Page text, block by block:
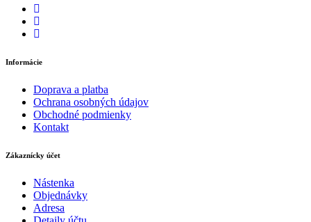
Informácie
Doprava a platba
Ochrana osobných údajov
Obchodné podmienky
Kontakt
Zákaznícky účet
Nástenka
Objednávky
Adresa